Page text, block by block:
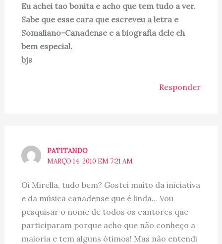
Eu achei tao bonita e acho que tem tudo a ver.
Sabe que esse cara que escreveu a letra e
Somaliano-Canadense e a biografia dele eh
bem especial.
bjs
Responder
PATITANDO
MARÇO 14, 2010 EM 7:21 AM
Oi Mirella, tudo bem? Gostei muito da iniciativa
e da música canadense que é linda… Vou
pesquisar o nome de todos os cantores que
participaram porque acho que não conheço a
maioria e tem alguns ótimos! Mas não entendi